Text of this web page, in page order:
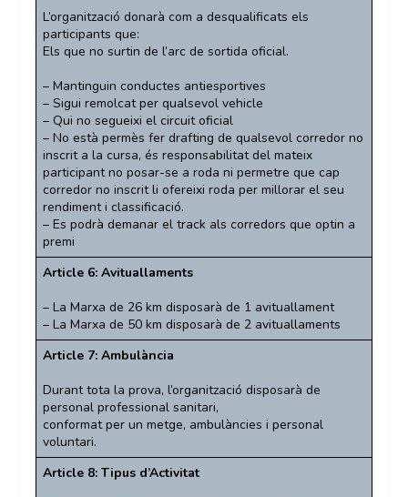
L’organització donarà com a desqualificats els
participants que:
Els que no surtin de l’arc de sortida oficial.
– Mantinguin conductes antiesportives
– Sigui remolcat per qualsevol vehicle
– Qui no segueixi el circuit oficial
– No està permès fer drafting de qualsevol corredor no
inscrit a la cursa, és responsabilitat del mateix
participant no posar-se a roda ni permetre que cap
corredor no inscrit li ofereixi roda per millorar el seu
rendiment i classificació.
– Es podrà demanar el track als corredors que optin a
premi
Article 6: Avituallaments
– La Marxa de 26 km disposarà de 1 avituallament
– La Marxa de 50 km disposarà de 2 avituallaments
Article 7: Ambulància
Durant tota la prova, l’organització disposarà de
personal professional sanitari,
conformat per un metge, ambulàncies i personal
voluntari.
Article 8: Tipus d’Activitat